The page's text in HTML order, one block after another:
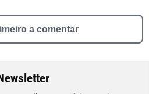
a comentar